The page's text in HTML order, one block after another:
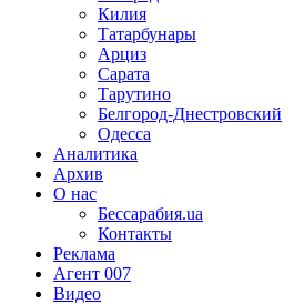
Килия
Татарбунары
Арциз
Сарата
Тарутино
Белгород-Днестровский
Одесса
Аналитика
Архив
О нас
Бессарабия.ua
Контакты
Реклама
Агент 007
Видео